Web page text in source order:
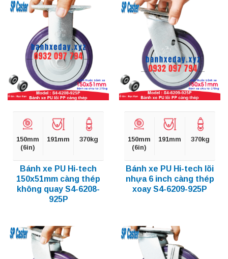
150mm
(6in)
191mm 370kg
Bánh xe PU Hi-tech
150x51mm càng thép
không quay S4-6208-
925P
150mm
(6in)
191mm 370kg
Bánh xe PU Hi-tech lõi
nhựa 6 inch càng thép
xoay S4-6209-925P